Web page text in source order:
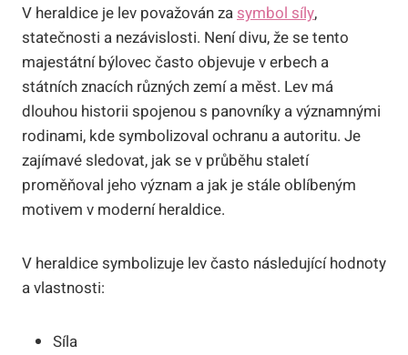
V heraldice je lev považován za symbol síly,
statečnosti a nezávislosti. Není divu, že se tento
majestátní býlovec často objevuje v erbech a
státních znacích různých zemí a měst. Lev má
dlouhou historii spojenou s panovníky a významnými
rodinami, kde symbolizoval ochranu a autoritu. Je
zajímavé sledovat, jak se v průběhu staletí
proměňoval jeho význam a jak je stále oblíbeným
motivem v moderní heraldice.
V heraldice symbolizuje lev často následující hodnoty
a vlastnosti:
Síla